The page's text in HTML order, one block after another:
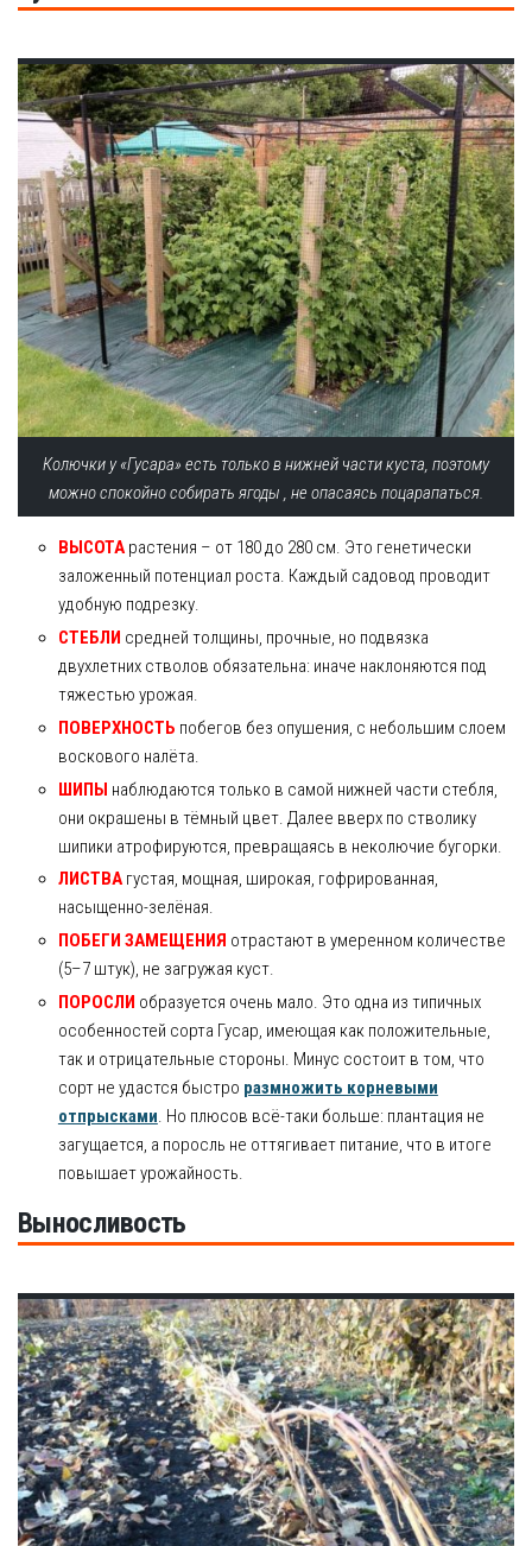
Колючки у «Гусара» есть только в нижней части куста, поэтому
можно спокойно собирать ягоды , не опасаясь поцарапаться.
ВЫСОТАрастения – от 180 до 280 см. Это генетически
заложенный потенциал роста. Каждый садовод проводит
удобную подрезку.
СТЕБЛИ средней толщины, прочные, но подвязка
двухлетних стволов обязательна: иначе наклоняются под
тяжестью урожая.
ПОВЕРХНОСТЬ побегов без опушения, с небольшим слоем
воскового налёта.
ШИПЫ наблюдаются только в самой нижней части стебля,
они окрашены в тёмный цвет. Далее вверх по стволику
шипики атрофируются, превращаясь в неколючие бугорки.
ЛИСТВА густая, мощная, широкая, гофрированная,
насыщенно-зелёная.
ПОБЕГИ ЗАМЕЩЕНИЯ отрастают в умеренном количестве
(5–7 штук), не загружая куст.
ПОРОСЛИ образуется очень мало. Это одна из типичных
особенностей сорта Гусар, имеющая как положительные,
так и отрицательные стороны. Минус состоит в том, что
сорт не удастся быстро размножить корневыми
отпрысками. Но плюсов всё-таки больше: плантация не
загущается, а поросль не оттягивает питание, что в итоге
повышает урожайность.
Выносливость